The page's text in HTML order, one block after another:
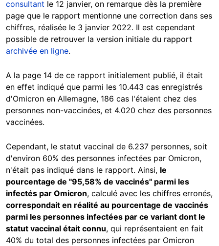
consultant le 12 janvier, on remarque dès la première
page que le rapport mentionne une correction dans ses
chiffres, réalisée le 3 janvier 2022. Il est cependant
possible de retrouver la version initiale du rapport
archivée en ligne.
A la page 14 de ce rapport initialement publié, il était
en effet indiqué que parmi les 10.443 cas enregistrés
d'Omicron en Allemagne, 186 cas l'étaient chez des
personnes non-vaccinées, et 4.020 chez des personnes
vaccinées.
Cependant, le statut vaccinal de 6.237 personnes, soit
d'environ 60% des personnes infectées par Omicron,
n'était pas indiqué dans le rapport. Ainsi, le
pourcentage de "95,58% de vaccinés" parmi les
infectés par Omicron, calculé avec les chiffres erronés,
correspondait en réalité au pourcentage de vaccinés
parmi les personnes infectées par ce variant dont le
statut vaccinal était connu, qui représentaient en fait
40% du total des personnes infectées par Omicron